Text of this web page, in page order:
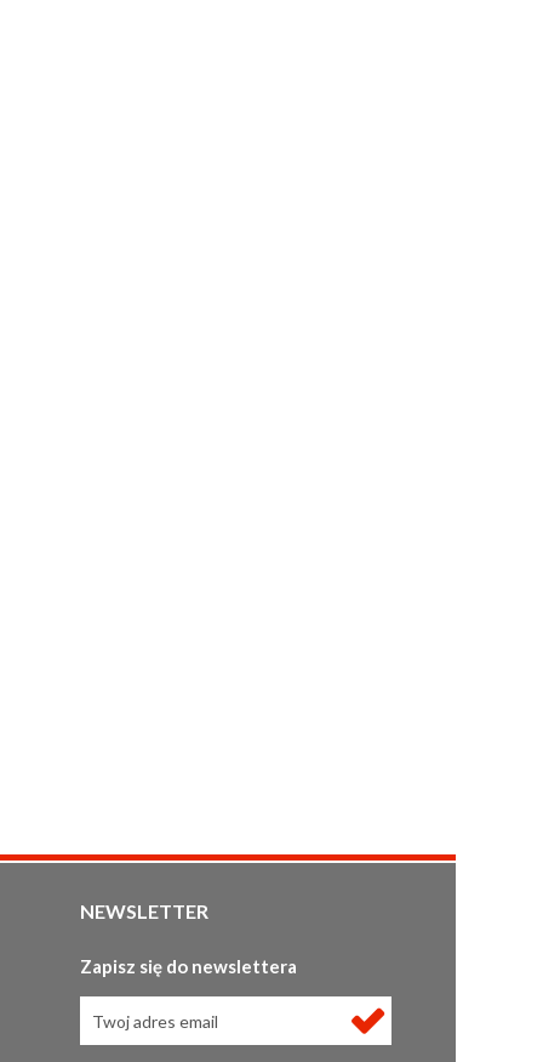
NEWSLETTER
Zapisz się do newslettera